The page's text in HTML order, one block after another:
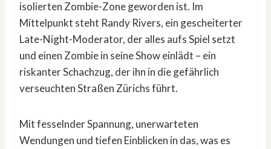
isolierten Zombie-Zone geworden ist. Im
Mittelpunkt steht Randy Rivers, ein gescheiterter
Late-Night-Moderator, der alles aufs Spiel setzt
und einen Zombie in seine Show einlädt – ein
riskanter Schachzug, der ihn in die gefährlich
verseuchten Straßen Zürichs führt.
Mit fesselnder Spannung, unerwarteten
Wendungen und tiefen Einblicken in das, was es